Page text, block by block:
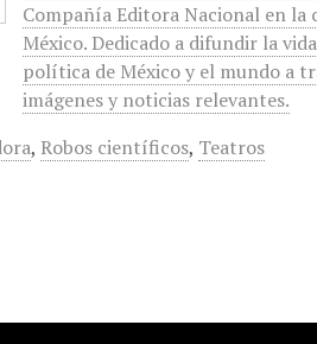
Compañía Editora Nacional en la
México. Dedicado a difundir la
política de México y el mundo a
imágenes y noticias relevantes.
, Robos científicos, Teatros